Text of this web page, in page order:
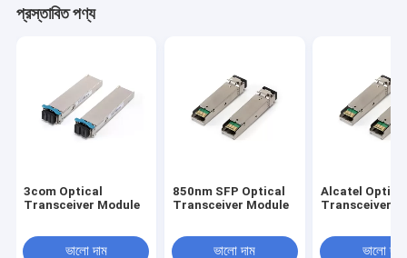
প্রস্তাবিত পণ্য
3com Optical
Transceiver Module
ভালো দাম
850nm SFP Optical
Transceiver Module
ভালো দাম
Alcatel
Transceiver
ভালো দাম